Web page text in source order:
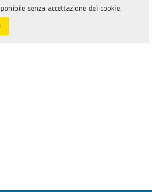
senza accettazione dei cookie.